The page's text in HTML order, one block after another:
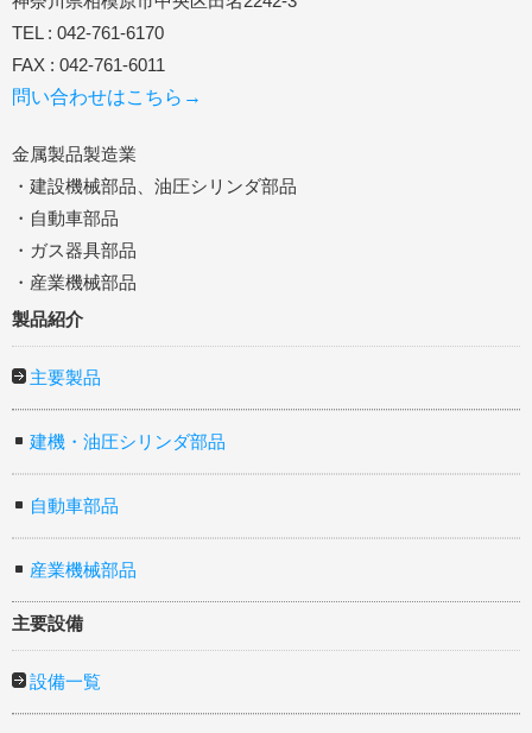
TEL : 042-761-6170
FAX : 042-761-6011
問い合わせはこちら→
金属製品製造業
・建設機械部品、油圧シリンダ部品
・自動車部品
・ガス器具部品
・産業機械部品
製品紹介
主要製品
建機・油圧シリンダ部品
自動車部品
産業機械部品
主要設備
設備一覧